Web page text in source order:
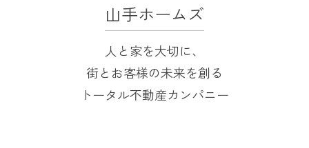
山手ホームズ
人と家を大切に、
街とお客様の未来を創る
トータル不動産カンパニー